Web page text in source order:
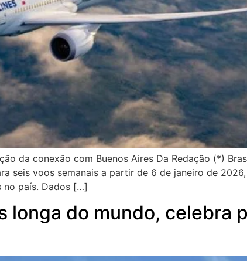
da conexão com Buenos Aires Da Redação (*)
seis voos semanais a partir de 6 de janeiro de
no país. Dados […]
longa do mundo, celebra